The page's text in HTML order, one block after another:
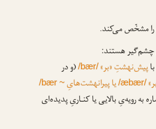
مشخّص می‌کند.
چشم‌گیر هستند:
پیش‌نهشتِ «بر»/bær/(و در
/æbær/یا پیرانهشت‌هایِ/bær ~
به رویه‌یِ بالایی یا کنـاریِ پدیده‌ای